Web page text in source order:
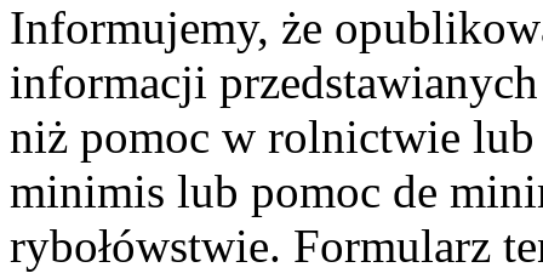
Informujemy, że
informacji
niż pomoc w rolnictwie lub
minimis lub pomoc de
rybołówstwie. Formularz